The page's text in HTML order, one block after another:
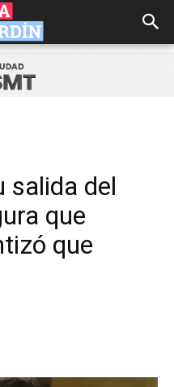
salida del
que
que